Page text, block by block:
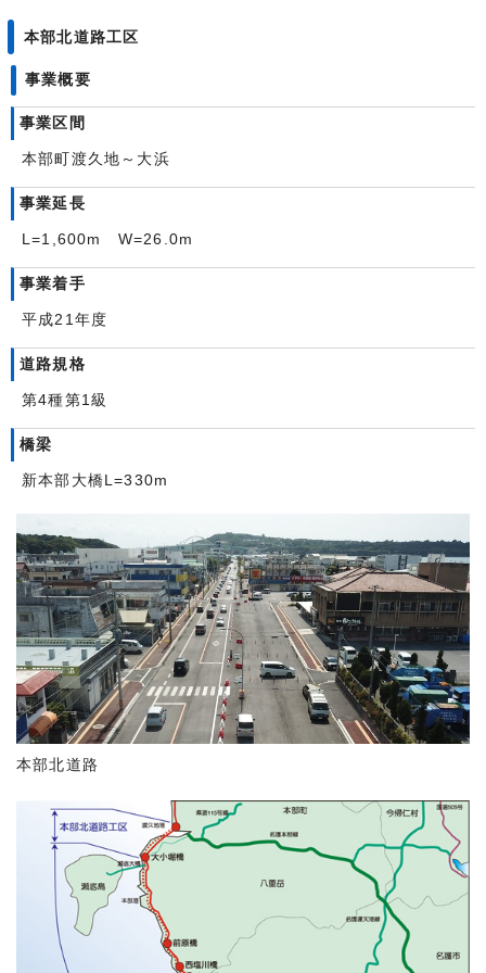
本部北道路工区
事業概要
事業区間
本部町渡久地～大浜
事業延長
L=1,600m W=26.0m
事業着手
平成21年度
道路規格
第4種第1級
橋梁
新本部大橋L=330m
本部北道路